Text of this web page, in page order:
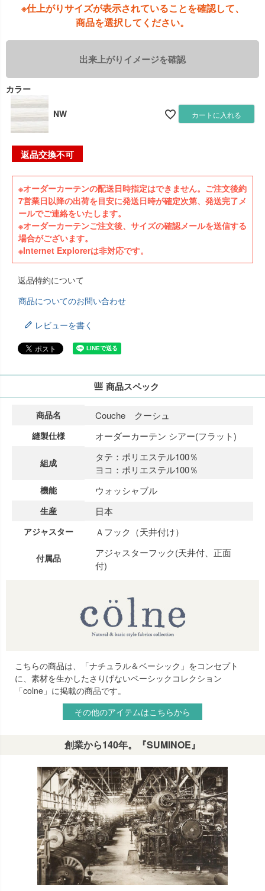
※仕上がりサイズが表示されていることを確認して、
商品を選択してください。
カラー
NW カートに入れる
返品交換不可
※オーダーカーテンの配送日時指定はできません。ご注文後約
7営業日以降の出荷を目安に発送日時が確定次第、発送完了メ
ールでご連絡をいたします。
※オーダーカーテンご注文後、サイズの確認メールを送信する
場合がございます。
※Internet Explorerは非対応です。
返品特約について
商品についてのお問い合わせ
レビューを書く
商品スペック
商品名 Couche クーシュ
縫製仕様 オーダーカーテン シアー(フラット)
組成
タテ：ポリエステル100％
ヨコ：ポリエステル100％
機能 ウォッシャブル
生産 日本
アジャスター Ａフック（天井付け）
付属品
アジャスターフック(天井付、正面
付)
こちらの商品は、「ナチュラル＆ベーシック」をコンセプト
に、素材を生かしたさりげないベーシックコレクション
「colne」に掲載の商品です。
その他のアイテムはこちらから
創業から140年。『SUMINOE』